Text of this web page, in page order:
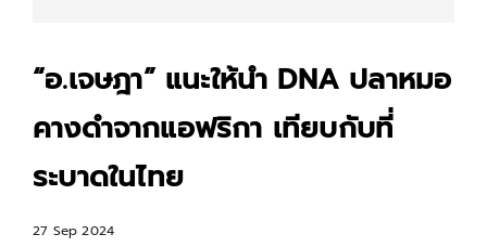
“อ.เจษฎา” แนะให้นำ DNA ปลาหมอ
คางดำจากแอฟริกา เทียบกับที่
ระบาดในไทย
27 Sep 2024